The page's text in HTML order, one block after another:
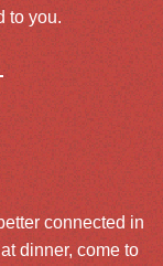
to you.
connected in
dinner, come to